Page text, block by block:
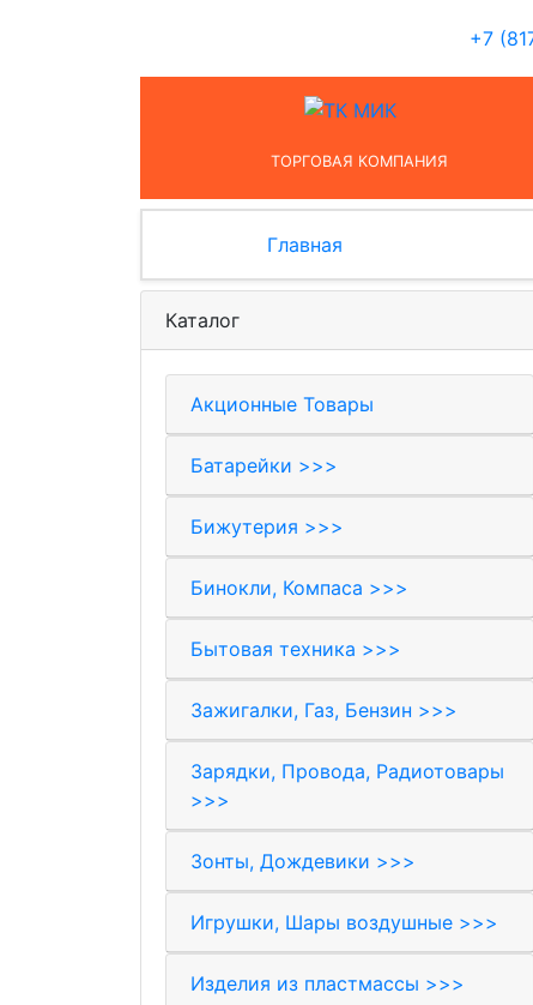
+7
ТОРГОВАЯ КОМПАНИЯ
Главная
Каталог
Акционные Товары
Батарейки >>>
Бижутерия >>>
Бинокли, Компаса >>>
Бытовая техника >>>
Зажигалки, Газ, Бензин >>>
Зарядки, Провода, Радиотовары
>>>
Зонты, Дождевики >>>
Игрушки, Шары воздушные >>>
Изделия из пластмассы >>>